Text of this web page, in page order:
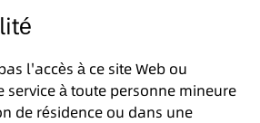
l'accès à ce site Web ou
à toute personne mineure
de résidence ou dans une